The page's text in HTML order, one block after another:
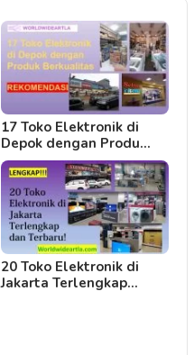
17 Toko Elektronik di
Depok dengan Produ…
20 Toko Elektronik di
Jakarta Terlengkap…